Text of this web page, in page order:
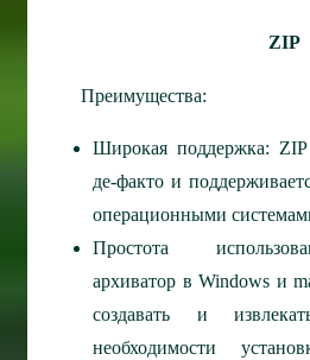
ZIP
Преимущества:
Широкая поддержка: ZIP
де-факто и
операционными
Простота
архиватор в Windows и
создавать и
необходимости